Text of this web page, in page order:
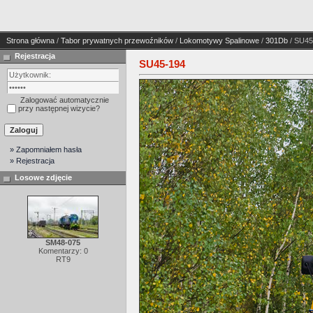
Strona główna / Tabor prywatnych przewoźników / Lokomotywy Spalinowe / 301Db /
Rejestracja
Zalogować automatycznie
przy następnej wizycie?
» Zapomniałem hasła
» Rejestracja
Losowe zdjęcie
SM48-075
Komentarzy: 0
RT9
SU45-194